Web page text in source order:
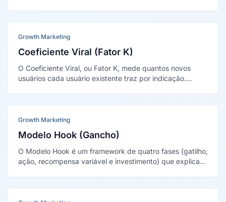
pessoas conhecidas do que em qualquer outra forma de
Growth Marketing
Coeficiente Viral (Fator K)
O Coeficiente Viral, ou Fator K, mede quantos novos
usuários cada usuário existente traz por indicação.
Growth Marketing
Modelo Hook (Gancho)
O Modelo Hook é um framework de quatro fases (gatilho,
ação, recompensa variável e investimento) que explica